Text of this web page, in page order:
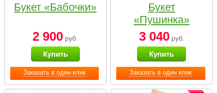
Заказать в один клик
Букет «Бабочки»
2 900 руб.
Купить
Заказать в один клик
Букет
«Пушинка»
3 040руб.
Купить